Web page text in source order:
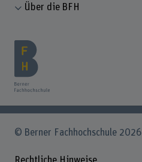
Über die BFH
© Berner Fachhochschule 2026